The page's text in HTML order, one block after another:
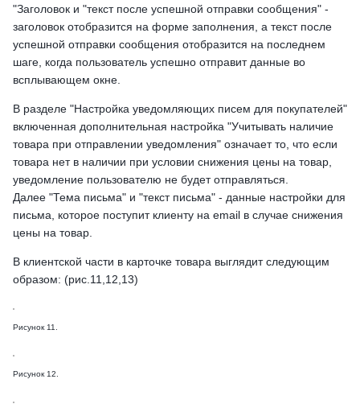
"Заголовок и "текст после успешной отправки сообщения" -
заголовок отобразится на форме заполнения, а текст после
успешной отправки сообщения отобразится на последнем
шаге, когда пользователь успешно отправит данные во
всплывающем окне.
В разделе "Настройка уведомляющих писем для покупателей"
включенная дополнительная настройка "Учитывать наличие
товара при отправлении уведомления" означает то, что если
товара нет в наличии при условии снижения цены на товар,
уведомление пользователю не будет отправляться.
Далее "Тема письма" и "текст письма" - данные настройки для
письма, которое поступит клиенту на email в случае снижения
цены на товар.
В клиентской части в карточке товара выглядит следующим
образом: (рис.11,12,13)
Рисунок 11.
Рисунок 12.